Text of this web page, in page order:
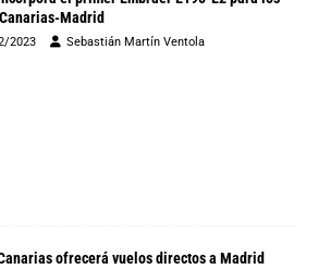
Madrid
2023 Sebastián Martín Ventola
ofrecerá vuelos directos a Madrid